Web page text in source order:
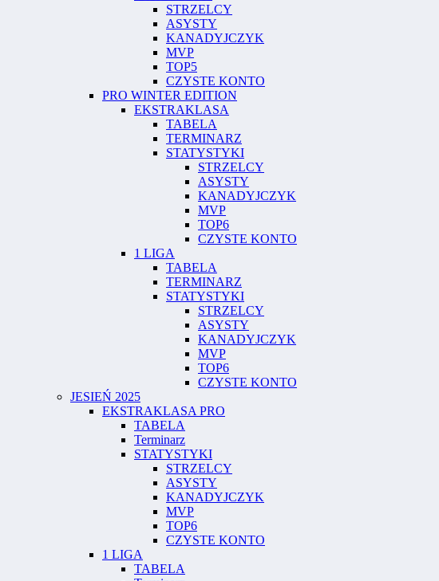
STRZELCY
ASYSTY
KANADYJCZYK
MVP
TOP5
CZYSTE KONTO
PRO WINTER EDITION
EKSTRAKLASA
TABELA
TERMINARZ
STATYSTYKI
STRZELCY
ASYSTY
KANADYJCZYK
MVP
TOP6
CZYSTE KONTO
1 LIGA
TABELA
TERMINARZ
STATYSTYKI
STRZELCY
ASYSTY
KANADYJCZYK
MVP
TOP6
CZYSTE KONTO
JESIEŃ 2025
EKSTRAKLASA PRO
TABELA
Terminarz
STATYSTYKI
STRZELCY
ASYSTY
KANADYJCZYK
MVP
TOP6
CZYSTE KONTO
1 LIGA
TABELA